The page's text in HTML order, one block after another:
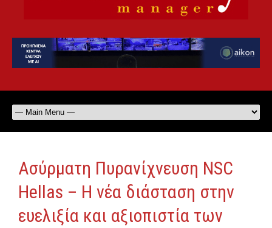
Ασύρματη Πυρανίχνευση NSC
Hellas – Η νέα διάσταση στην
ευελιξία και αξιοπιστία των